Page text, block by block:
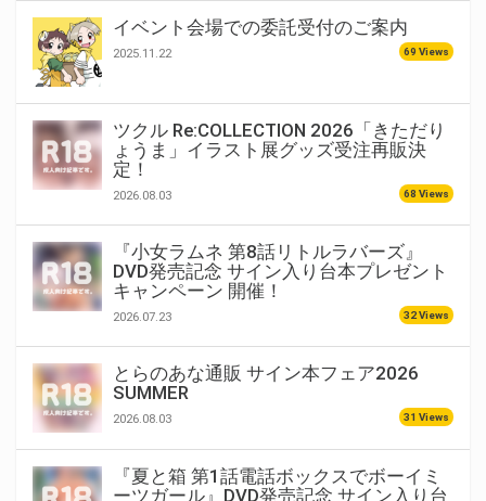
イベント会場での委託受付のご案内
2025.11.22 69 Views
ツクル Re:COLLECTION 2026「きただり
ょうま」イラスト展グッズ受注再販決
定！
2026.08.03 68 Views
『小女ラムネ 第8話リトルラバーズ』
DVD発売記念 サイン入り台本プレゼント
キャンペーン 開催！
2026.07.23 32 Views
とらのあな通販 サイン本フェア2026
SUMMER
2026.08.03 31 Views
『夏と箱 第1話電話ボックスでボーイミ
ーツガール』DVD発売記念 サイン入り台